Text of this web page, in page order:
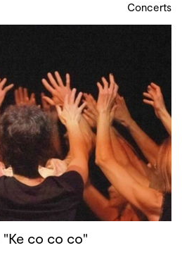
Concerts
co co co"